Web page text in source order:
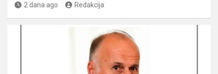
2 dana ago Redakcija